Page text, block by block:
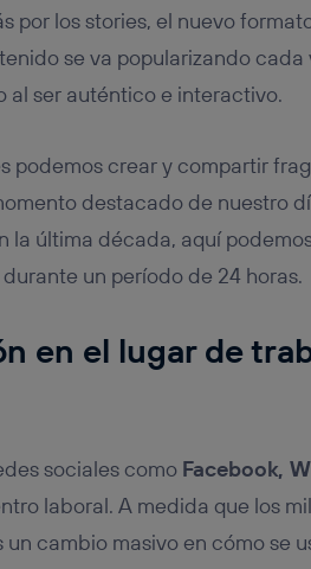
por los stories, el nuevo
se va popularizando
al ser auténtico e interactivo.
podemos crear y compartir
destacado de nuestro
la última década, aquí
un período de 24 horas.
en el lugar de
sociales como Facebook,
laboral. A medida que los
cambio masivo en cómo se